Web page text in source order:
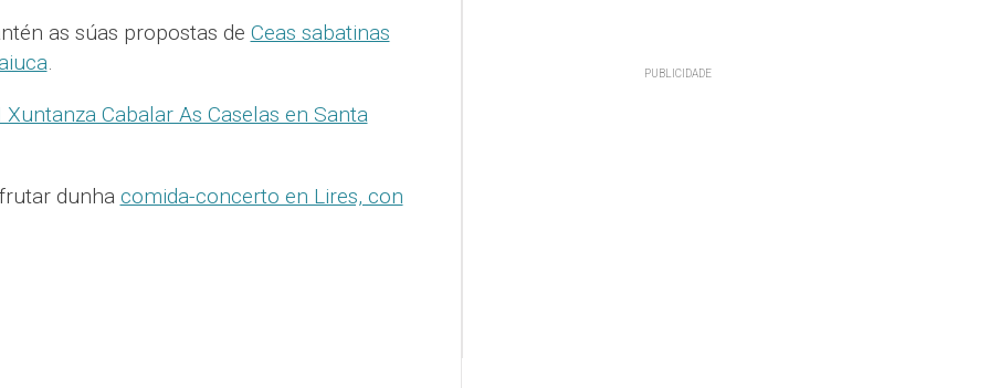
as súas propostas de Ceas sabatinas
.
Xuntanza Cabalar As Caselas en Santa
dunha comida-concerto en Lires, con